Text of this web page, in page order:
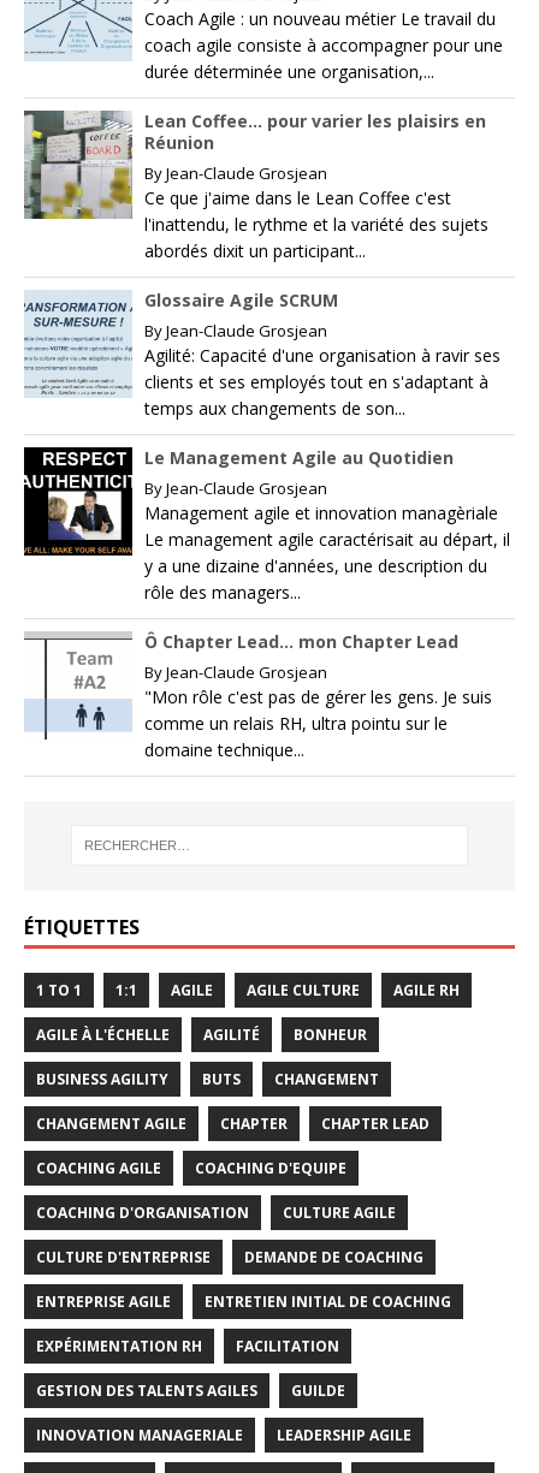
Coach Agile : un nouveau métier Le travail du
coach agile consiste à accompagner pour une
durée déterminée une organisation,...
Lean Coffee… pour varier les plaisirs en
Réunion
ByJean-Claude Grosjean
Ce que j'aime dans le Lean Coffee c'est
l'inattendu, le rythme et la variété des sujets
abordés dixit un participant...
Glossaire Agile SCRUM
ByJean-Claude Grosjean
Agilité: Capacité d'une organisation à ravir ses
clients et ses employés tout en s'adaptant à
temps aux changements de son...
Le Management Agile au Quotidien
ByJean-Claude Grosjean
Management agile et innovation managèriale
Le management agile caractérisait au départ, il
y a une dizaine d'années, une description du
rôle des managers...
Ô Chapter Lead… mon Chapter Lead
ByJean-Claude Grosjean
"Mon rôle c'est pas de gérer les gens. Je suis
comme un relais RH, ultra pointu sur le
domaine technique...
ÉTIQUETTES
1 TO 1 1:1 AGILE AGILE CULTURE AGILE RH
AGILE À L'ÉCHELLE AGILITÉ BONHEUR
BUSINESS AGILITY BUTS CHANGEMENT
CHANGEMENT AGILE CHAPTER CHAPTER LEAD
COACHING AGILE COACHING D'EQUIPE
COACHING D'ORGANISATION CULTURE AGILE
CULTURE D'ENTREPRISE DEMANDE DE COACHING
ENTREPRISE AGILE ENTRETIEN INITIAL DE COACHING
EXPÉRIMENTATION RH FACILITATION
GESTION DES TALENTS AGILES GUILDE
INNOVATION MANAGERIALE LEADERSHIP AGILE